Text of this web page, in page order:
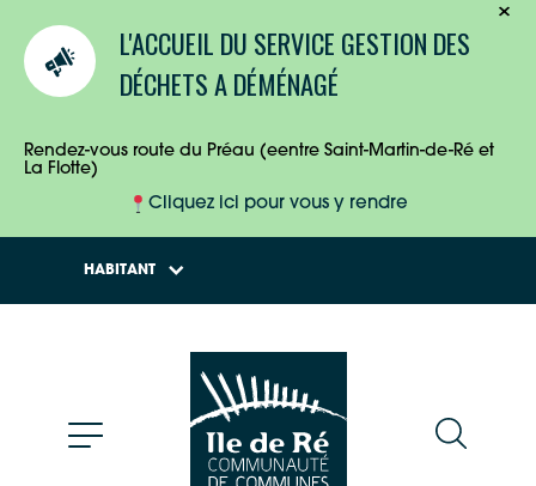
L'ACCUEIL DU SERVICE GESTION DES
DÉCHETS A DÉMÉNAGÉ
Rendez-vous route du Préau (eentre Saint-Martin-de-Ré et
La Flotte)
Cliquez ici pour vous y rendre
HABITANT
ENTREPRISES